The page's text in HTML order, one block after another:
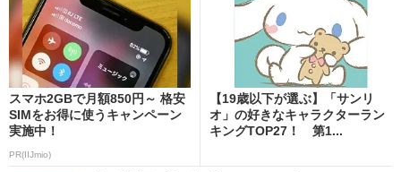
スマホ2GBで月額850円～ 格安
SIMをお得に使うキャンペーン
実施中！
PR(IIJmio)
【19歳以下が選ぶ】「サンリ
オ」の好きなキャラクターラン
キングTOP27！ 第1...